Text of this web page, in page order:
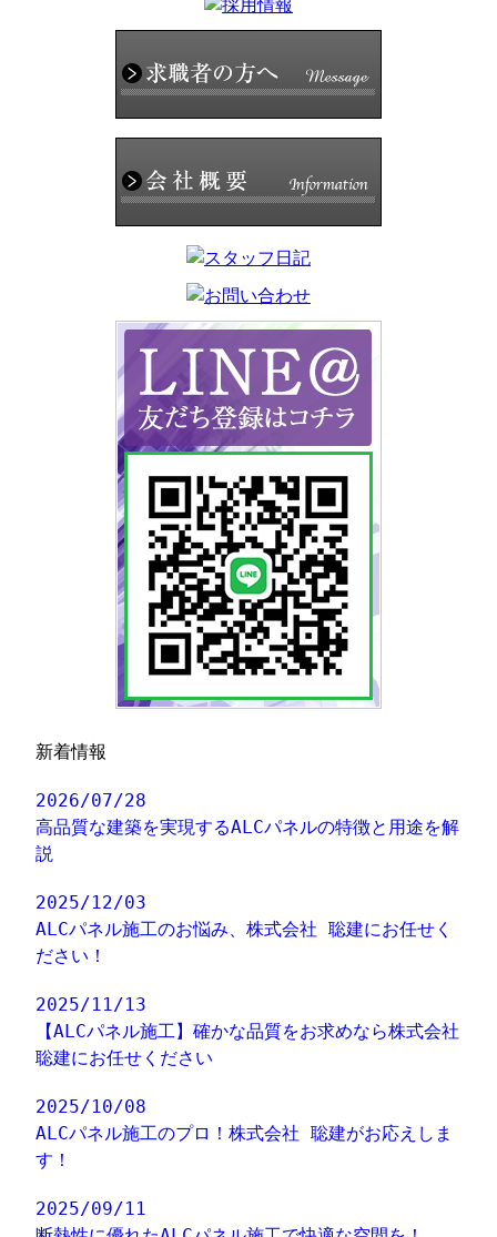
新着情報
2026/07/28
高品質な建築を実現するALCパネルの特徴と用途を解
説
2025/12/03
ALCパネル施工のお悩み、株式会社 聡建にお任せく
ださい！
2025/11/13
【ALCパネル施工】確かな品質をお求めなら株式会社
聡建にお任せください
2025/10/08
ALCパネル施工のプロ！株式会社 聡建がお応えしま
す！
2025/09/11